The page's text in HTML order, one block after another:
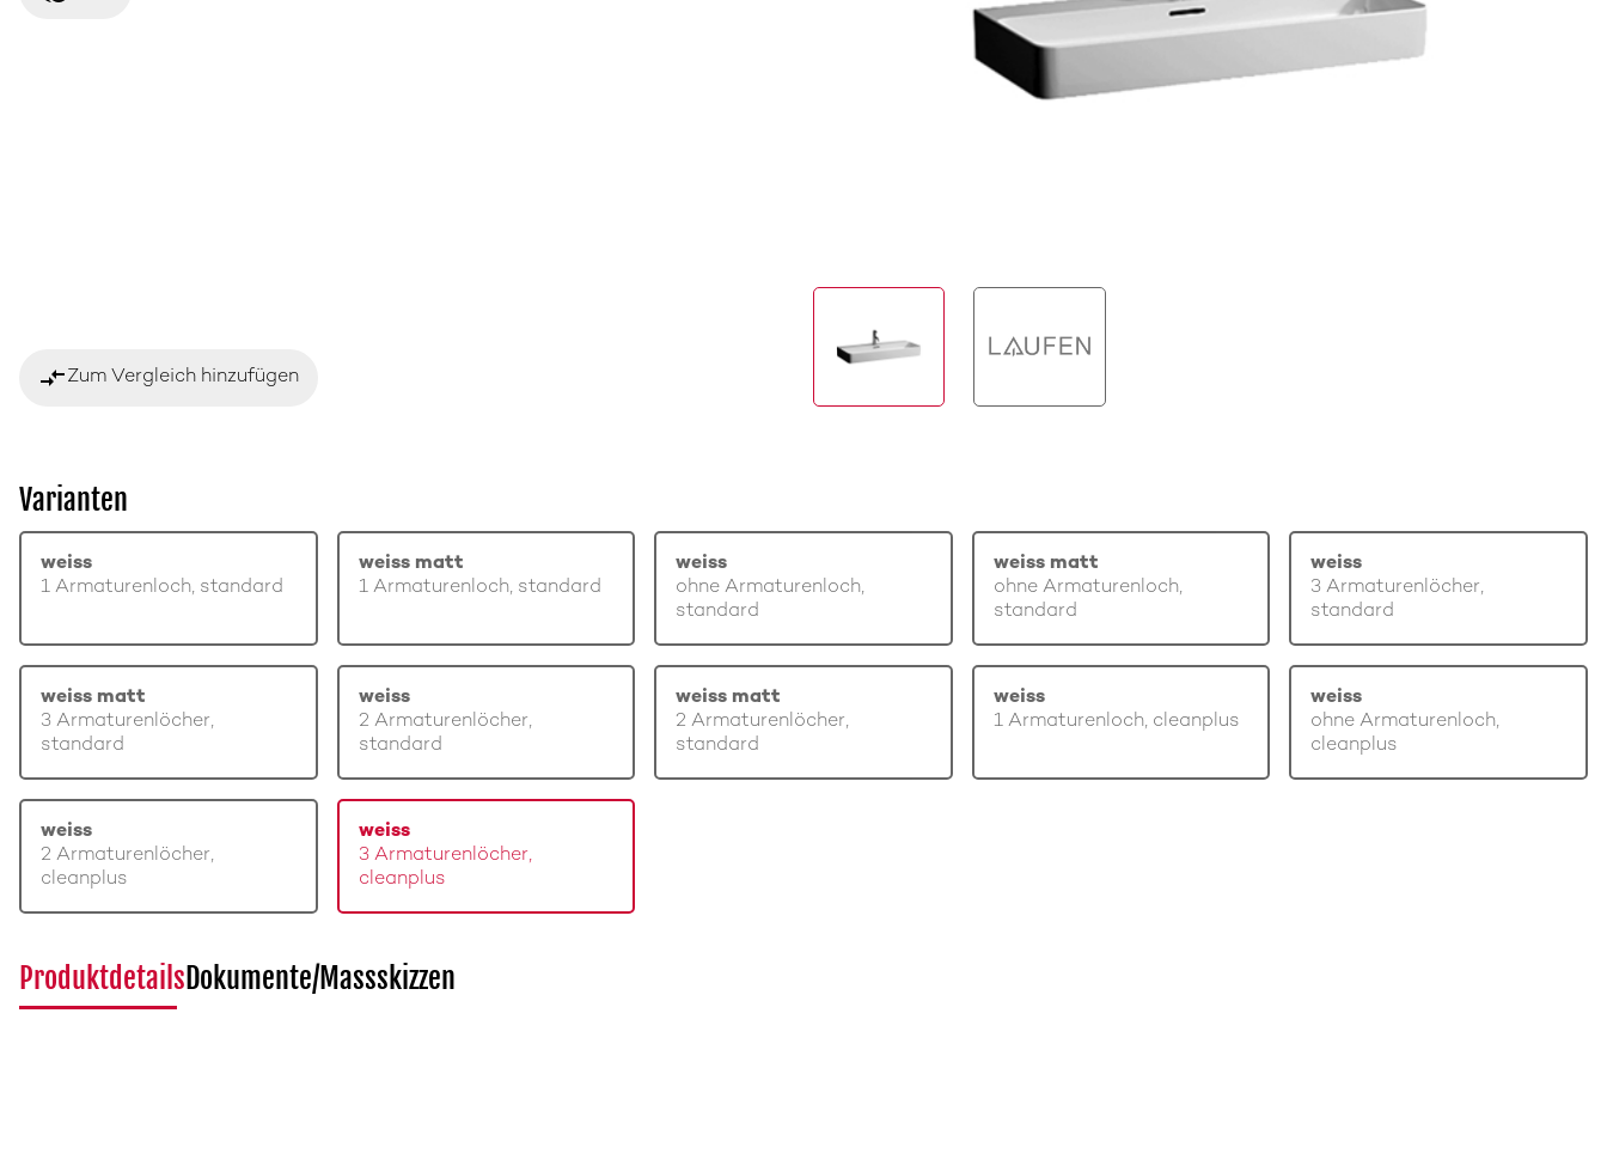
compare_arrowsZum Vergleich hinzufügen
Varianten
weiss
1 Armaturenloch, standard
weiss matt
1 Armaturenloch, standard
weiss
ohne Armaturenloch,
standard
weiss matt
ohne Armaturenloch,
standard
weiss
3 Armaturenlöcher,
standard
weiss matt
3 Armaturenlöcher,
standard
weiss
2 Armaturenlöcher,
standard
weiss matt
2 Armaturenlöcher,
standard
weiss
1 Armaturenloch, cleanplus
weiss
ohne Armaturenloch,
cleanplus
weiss
2 Armaturenlöcher,
cleanplus
weiss
3 Armaturenlöcher,
cleanplus
ProduktdetailsDokumente/Massskizzen